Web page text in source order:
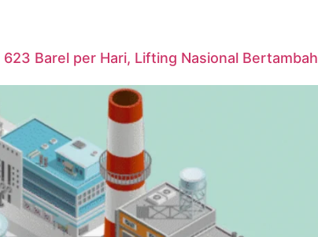
Barel per Hari, Lifting Nasional Bertambah